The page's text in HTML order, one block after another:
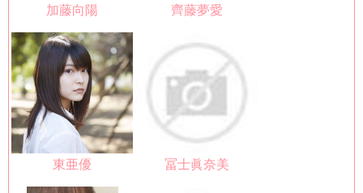
加藤向陽 齊藤夢愛
東亜優 冨士眞奈美